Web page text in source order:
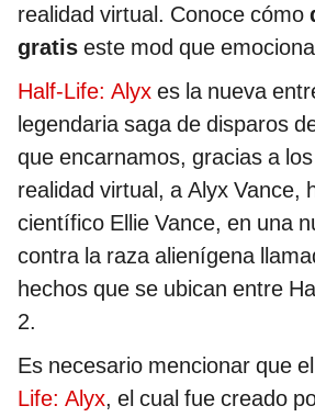
realidad virtual. Conoce cómo
gratis este mod que
Half-Life: Alyx es la nueva
legendaria saga de disparos
que encarnamos, gracias a
realidad virtual, a Alyx Vance,
científico Ellie Vance, en una
contra la raza alienígena
hechos que se ubican entre
2.
Es necesario mencionar que
Life: Alyx, el cual fue creado